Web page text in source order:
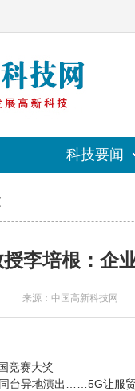
科技要闻
科技要闻
李培根：企
来源：中国高新科技网
竞赛大奖
台异地演出……5G让服贸